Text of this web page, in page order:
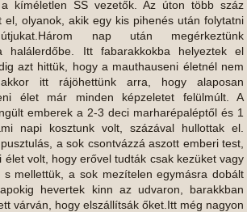
kíméletlen SS vezetők. Az úton több száz
el, olyanok, akik egy kis pihenés után folytatni
nap után megérkeztünk
halálerdőbe. Itt fabarakkokba helyeztek el
azt hittük, hogy a mauthauseni életnél nem
itt rájöhettünk arra, hogy alaposan
élet már minden képzeletet felülmúlt. A
emberek a 2-3 deci marharépaléptől és 1
napi kosztunk volt, százával hullottak el.
a sok csontvázzá aszott emberi test,
élet volt, hogy erővel tudták csak kezüket vagy
s mellettük, a sok mezítelen egymásra dobált
hevertek kinn az udvaron, barakkban
várván, hogy elszállítsák őket.Itt még nagyon